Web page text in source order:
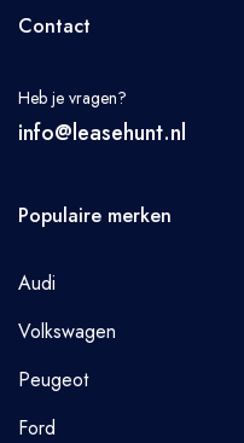
Contact
Heb je vragen?
info@leasehunt.nl
Populaire merken
Audi
Volkswagen
Peugeot
Ford